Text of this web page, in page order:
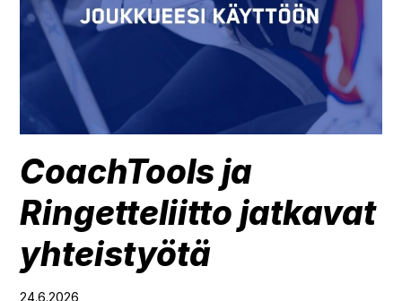
EN SV FI DE ES
CoachTools ja
Ringetteliitto jatkavat
yhteistyötä
24.6.2026